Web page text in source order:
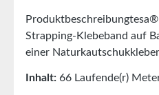
Strapping-Klebeband auf
einer
Reißfestigkeit bei
Inhalt: 66 Laufende(r)